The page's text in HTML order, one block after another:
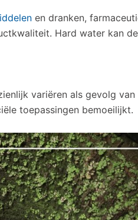
en dranken,
Hard water kan
variëren als gevolg
toepassingen bemoeilijkt.